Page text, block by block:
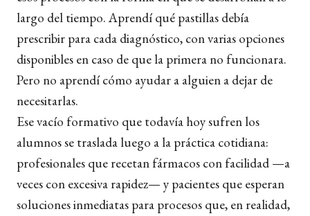
largo del tiempo. Aprendí qué pastillas debía
prescribir para cada diagnóstico, con varias opciones
disponibles en caso de que la primera no funcionara.
Pero no aprendí cómo ayudar a alguien a dejar de
necesitarlas.
Ese vacío formativo que todavía hoy sufren los
alumnos se traslada luego a la práctica cotidiana:
profesionales que recetan fármacos con facilidad —a
veces con excesiva rapidez— y pacientes que esperan
soluciones inmediatas para procesos que, en realidad,